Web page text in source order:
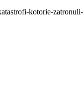
kotorie-zatronuli-